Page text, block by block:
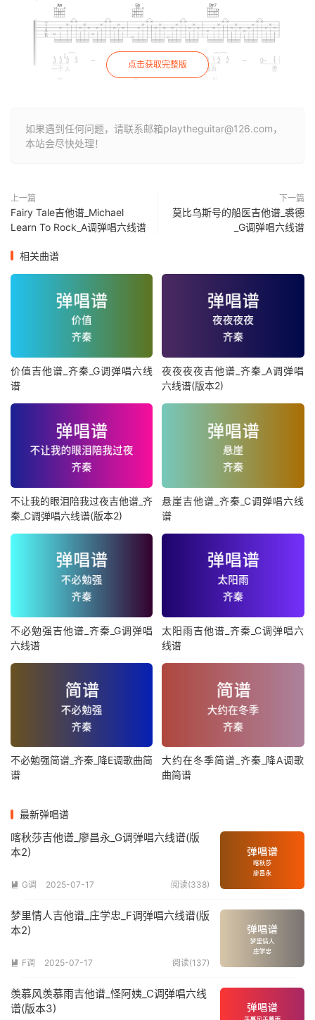
点击获取完整版
如果遇到任何问题，请联系邮箱playtheguitar@126.com，
本站会尽快处理！
上一篇
Fairy Tale吉他谱_Michael
Learn To Rock_A调弹唱六线谱
下一篇
莫比乌斯号的船医吉他谱_裘德
_G调弹唱六线谱
相关曲谱
价值吉他谱_齐秦_G调弹唱六线
谱
夜夜夜夜吉他谱_齐秦_A调弹唱
六线谱(版本2)
不让我的眼泪陪我过夜吉他谱_齐
秦_C调弹唱六线谱(版本2)
悬崖吉他谱_齐秦_C调弹唱六线
谱
不必勉强吉他谱_齐秦_G调弹唱
六线谱
太阳雨吉他谱_齐秦_C调弹唱六
线谱
不必勉强简谱_齐秦_降E调歌曲简
谱
大约在冬季简谱_齐秦_降A调歌
曲简谱
最新弹唱谱
喀秋莎吉他谱_廖昌永_G调弹唱六线谱(版
本2)
 G调 2025-07-17 阅读(338)
梦里情人吉他谱_庄学忠_F调弹唱六线谱(版
本2)
 F调 2025-07-17 阅读(137)
羡慕风羡慕雨吉他谱_怪阿姨_C调弹唱六线
谱(版本3)